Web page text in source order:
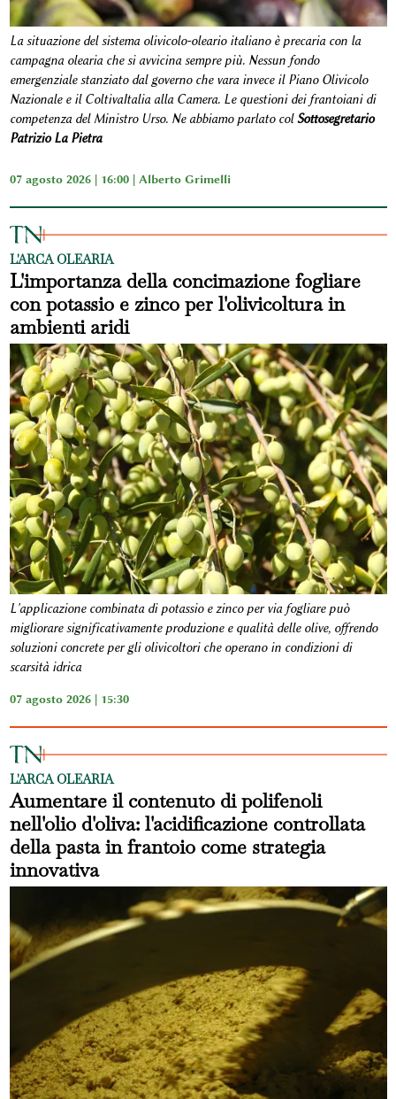
La situazione del sistema olivicolo-oleario italiano è precaria con la
campagna olearia che si avvicina sempre più. Nessun fondo
emergenziale stanziato dal governo che vara invece il Piano Olivicolo
Nazionale e il ColtivaItalia alla Camera. Le questioni dei frantoiani di
competenza del Ministro Urso. Ne abbiamo parlato colSottosegretario
Patrizio La Pietra
07 agosto 2026 | 16:00 | Alberto Grimelli
L'ARCA OLEARIA
L'importanza della concimazione fogliare
con potassio e zinco per l'olivicoltura in
ambienti aridi
L'applicazione combinata di potassio e zinco per via fogliare può
migliorare significativamente produzione e qualità delle olive, offrendo
soluzioni concrete per gli olivicoltori che operano in condizioni di
scarsità idrica
07 agosto 2026 | 15:30
L'ARCA OLEARIA
Aumentare il contenuto di polifenoli
nell'olio d'oliva: l'acidificazione controllata
della pasta in frantoio come strategia
innovativa